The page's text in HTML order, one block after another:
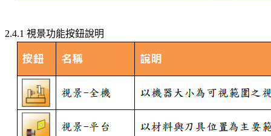
2.4.1 視景功能按鈕說明